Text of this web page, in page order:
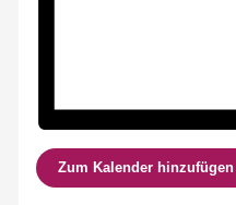
Zum Kalender hinzufügen